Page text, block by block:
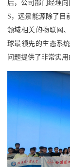
后，公司部门经理
S，远景能源除了目
领域相关的物联网
球最领先的生态系
问题提供了非常实